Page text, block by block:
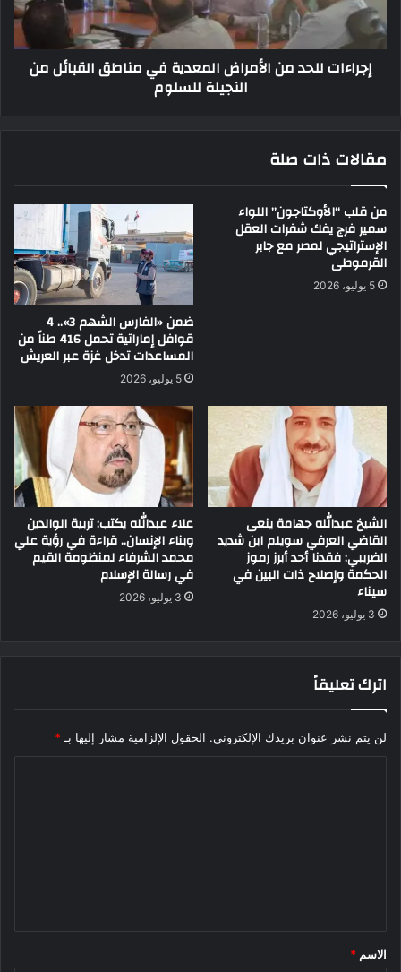
إجراءات للحد من الأمراض المعدية في مناطق القبائل من
النجيلة للسلوم
مقالات ذات صلة
من قلب “الأوكتاجون” اللواء
سمير فرج يفك شفرات العقل
الإستراتيجي لمصر مع جابر
القرموطى
5 يوليو، 2026
ضمن «الفارس الشهم 3».. 4
قوافل إماراتية تحمل 416 طناً من
المساعدات تدخل غزة عبر العريش
5 يوليو، 2026
الشيخ عبدالله جهامة ينعى
القاضي العرفي سويلم ابن شديد
الضريبي: فقدنا أحد أبرز رموز
الحكمة وإصلاح ذات البين في
سيناء
3 يوليو، 2026
علاء عبدالله يكتب: تربية الوالدين
وبناء الإنسان.. قراءة في رؤية علي
محمد الشرفاء لمنظومة القيم
في رسالة الإسلام
3 يوليو، 2026
اترك تعليقاً
لن يتم نشر عنوان بريدك الإلكتروني. الحقول الإلزامية مشار إليها بـ *
*
الاسم *